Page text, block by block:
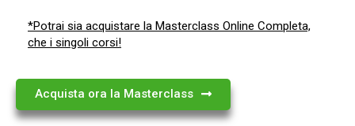
*Potrai sia acquistare la Masterclass Online Completa,
che i singoli corsi!
Acquista ora la Masterclass